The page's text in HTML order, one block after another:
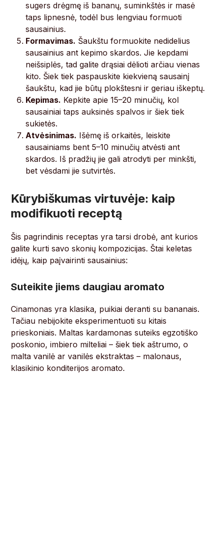
sugers drėgmę iš bananų, suminkštės ir masė
taps lipnesnė, todėl bus lengviau formuoti
sausainius.
Formavimas. Šaukštu formuokite nedidelius
sausainius ant kepimo skardos. Jie kepdami
neišsiplės, tad galite drąsiai dėlioti arčiau vienas
kito. Šiek tiek paspauskite kiekvieną sausainį
šaukštu, kad jie būtų plokštesni ir geriau iškeptų.
Kepimas. Kepkite apie 15–20 minučių, kol
sausainiai taps auksinės spalvos ir šiek tiek
sukietės.
Atvėsinimas. Išėmę iš orkaitės, leiskite
sausainiams bent 5–10 minučių atvėsti ant
skardos. Iš pradžių jie gali atrodyti per minkšti,
bet vėsdami jie sutvirtės.
Kūrybiškumas virtuvėje: kaip
modifikuoti receptą
Šis pagrindinis receptas yra tarsi drobė, ant kurios
galite kurti savo skonių kompozicijas. Štai keletas
idėjų, kaip paįvairinti sausainius:
Suteikite jiems daugiau aromato
Cinamonas yra klasika, puikiai deranti su bananais.
Tačiau nebijokite eksperimentuoti su kitais
prieskoniais. Maltas kardamonas suteiks egzotiško
poskonio, imbiero milteliai – šiek tiek aštrumo, o
malta vanilė ar vanilės ekstraktas – malonaus,
klasikinio konditerijos aromato.